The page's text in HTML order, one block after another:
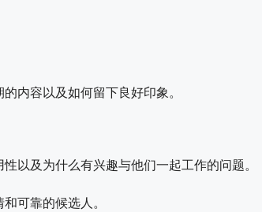
内容以及如何留下良好印象。
以及为什么有兴趣与他们一起工作的问题。
可靠的候选人。